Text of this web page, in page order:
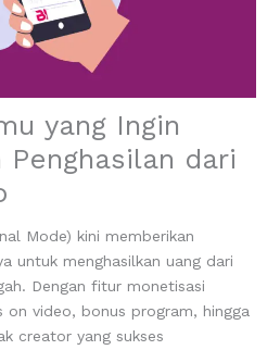
yang Ingin
Penghasilan dari
Mode) kini memberikan
untuk menghasilkan uang dari
Dengan fitur monetisasi
on video, bonus program, hingga
creator yang sukses